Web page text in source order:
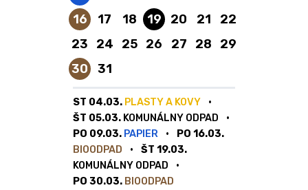
16
Bioodpad
17 18 19
Komunálny odpad
20 21
22
23
24 25 26 27 28
29
30
Bioodpad
31
ST 04.03. PLASTY A KOVY
ŠT 05.03. KOMUNÁLNY ODPAD
PO 09.03. PAPIER
PO 16.03.
BIOODPAD
ŠT 19.03.
KOMUNÁLNY ODPAD
PO 30.03. BIOODPAD